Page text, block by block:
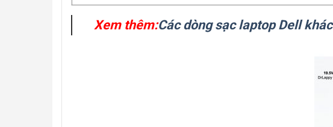
Xem thêm:Các dòng sạc laptop Dell khác